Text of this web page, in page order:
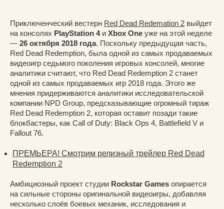
Приключенческий вестерн Red Dead Redemation 2 выйдет
на консолях PlayStation 4и Xbox One уже на этой неделе
— 26 октября 2018 года. Поскольку предыдущая часть,
Red Dead Redemption, была одной из самых продаваемых
видеоигр седьмого поколения игровых консолей, многие
аналитики считают, что Red Dead Redemption 2 станет
одной из самых продаваемых игр 2018 года. Этого же
мнения придерживаются аналитики исследовательской
компании NPD Group, предсказывающие огромный тираж
Red Dead Redemption 2, которая оставит позади такие
блокбастеры, как Call of Duty: Black Ops 4, Battlefield V и
Fallout 76.
ПРЕМЬЕРА! Смотрим релизный трейлер Red Dead
Redemption 2
Амбициозный проект студии Rockstar Games опирается
на сильные стороны оригинальной видеоигры, добавляя
несколько слоёв боевых механик, исследования и